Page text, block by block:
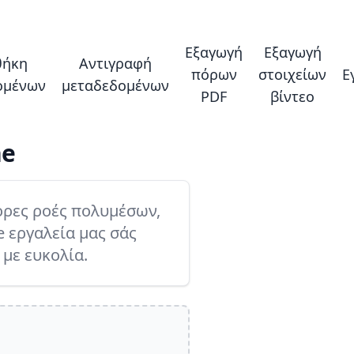
Αντιγραφή
μεταδεδομένων
Εξαγωγή
πόρων
PDF
Εξαγωγή
στοιχείων
βίντεο
ροές πολυμέσων,
μας σάς
ευκολία.